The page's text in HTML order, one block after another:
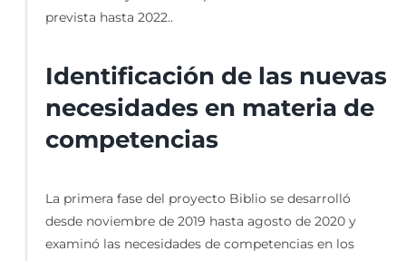
prevista hasta 2022..
Identificación de las nuevas
necesidades en materia de
competencias
La primera fase del proyecto Biblio se desarrolló
desde noviembre de 2019 hasta agosto de 2020 y
examinó las necesidades de competencias en los